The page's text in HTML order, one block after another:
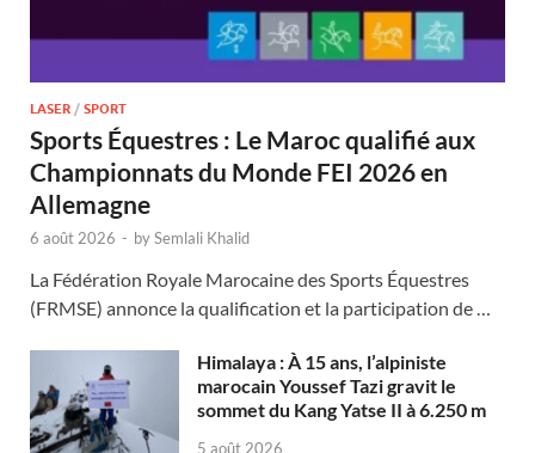
LASER / SPORT
Sports Équestres : Le Maroc qualifié aux
Championnats du Monde FEI 2026 en
Allemagne
6 août 2026 - bySemlali Khalid
La Fédération Royale Marocaine des Sports Équestres
(FRMSE) annonce la qualification et la participation de …
Himalaya : À 15 ans, l’alpiniste
marocain Youssef Tazi gravit le
sommet du Kang Yatse II à 6.250 m
5 août 2026